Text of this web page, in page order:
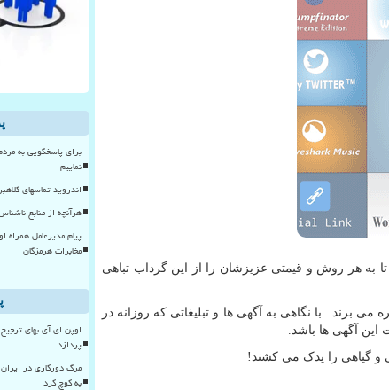
تا به هر روش و قیمتی عزیزشان را از این گرداب تباهی
برند . با نگاهی به آگهی ها و تبلیغاتی که روزانه در
آگهی ها باشد.
برای پاسخگویی به
نماییم
اندروید تماسهای
هرآنچه از منابع
پیام مدیرعامل همراه
مخابرات هرمزگان
اوپن ای آی بهای
پردازد
مرگ دورکاری در
به کوچ کرد